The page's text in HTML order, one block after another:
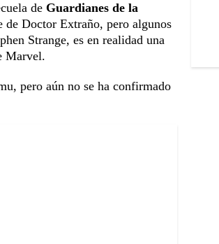
de Guardianes de la
de Doctor Extraño, pero algunos
Strange, es en realidad una
Marvel.
pero aún no se ha confirmado